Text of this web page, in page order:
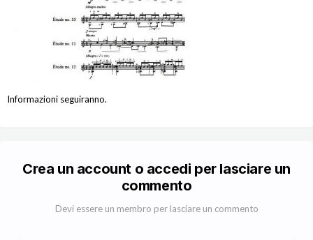
Informazioni seguiranno.
Crea un account o accedi per lasciare un
commento
Devi essere un membro per lasciare un commento